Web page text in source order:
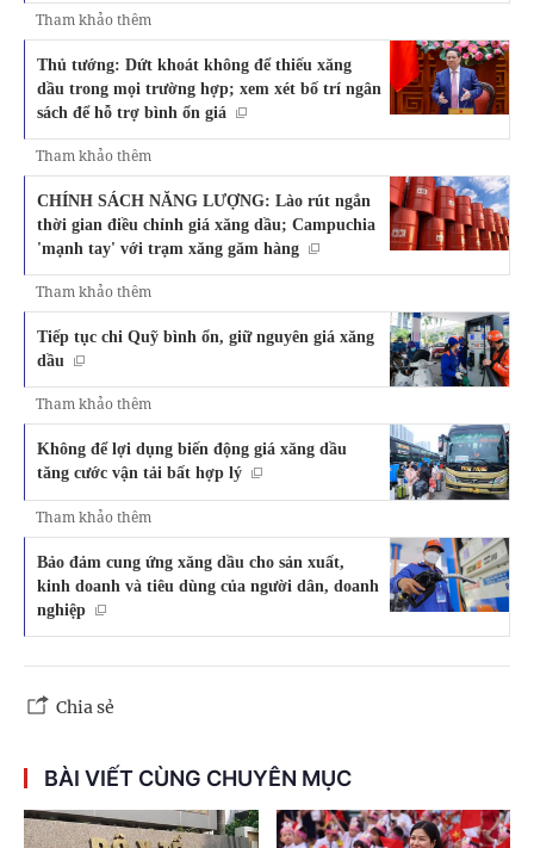
Tham khảo thêm
Thủ tướng: Dứt khoát không để thiếu xăng
dầu trong mọi trường hợp; xem xét bố trí ngân
sách để hỗ trợ bình ổn giá
Tham khảo thêm
CHÍNH SÁCH NĂNG LƯỢNG: Lào rút ngắn
thời gian điều chỉnh giá xăng dầu; Campuchia
'mạnh tay' với trạm xăng găm hàng
Tham khảo thêm
Tiếp tục chi Quỹ bình ổn, giữ nguyên giá xăng
dầu
Tham khảo thêm
Không để lợi dụng biến động giá xăng dầu
tăng cước vận tải bất hợp lý
Tham khảo thêm
Bảo đảm cung ứng xăng dầu cho sản xuất,
kinh doanh và tiêu dùng của người dân, doanh
nghiệp
Chia sẻ
BÀI VIẾT CÙNG CHUYÊN MỤC